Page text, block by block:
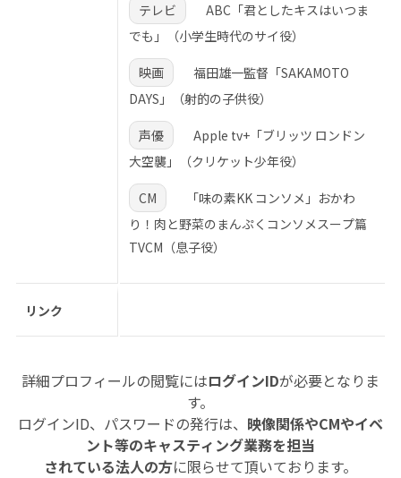
テレビ
ABC「君としたキスはいつま
でも」（小学生時代のサイ役）
映画
福田雄一監督「SAKAMOTO
DAYS」（射的の子供役）
声優
Apple tv+「ブリッツ ロンドン
大空襲」（クリケット少年役）
CM
「味の素KK コンソメ」おかわ
り！肉と野菜のまんぷくコンソメスープ篇
TVCM（息子役）
リンク
詳細プロフィールの閲覧にはログインIDが必要となりま
す。
ログインID、パスワードの発行は、 映像関係やCMやイベ
ント等のキャスティング業務を担当
されている法人の方に限らせて頂いております。